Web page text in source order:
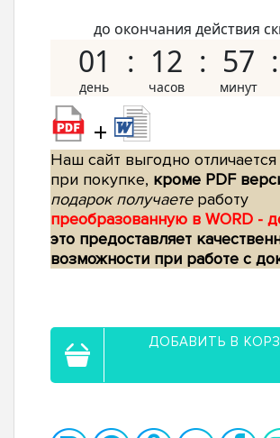
до окончания действия
01 12 57
+
Наш сайт выгодно отличается
при покупке, кроме PDF
подарок получаетеработу
преобразованную в WORD -
это предоставляет
возможности при работе с
ДОБАВИТЬ В